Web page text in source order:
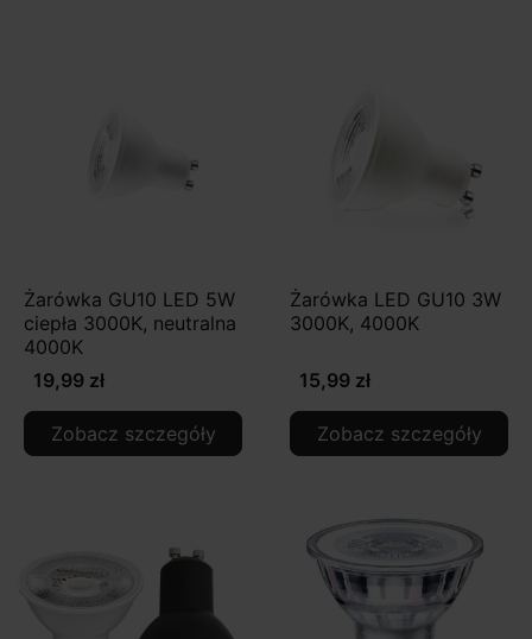
Żarówka GU10 LED 5W
ciepła 3000K, neutralna
4000K
19,99 zł
Zobacz szczegóły
Żarówka LED GU10 3W
3000K, 4000K
15,99 zł
Zobacz szczegóły